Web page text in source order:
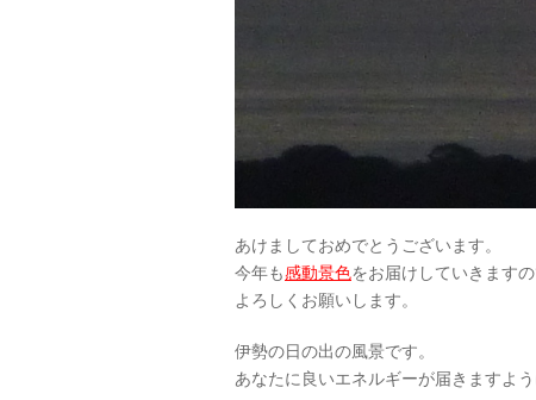
あけましておめでとうございます。
今年も感動景色をお届けしていきます
よろしくお願いします。
伊勢の日の出の風景です。
あなたに良いエネルギーが届きますよう